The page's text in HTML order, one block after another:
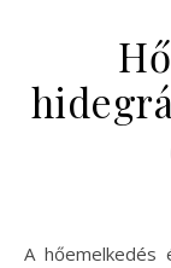
A hőemelkedés és a hidegrázás olyan tünetek, amelyek